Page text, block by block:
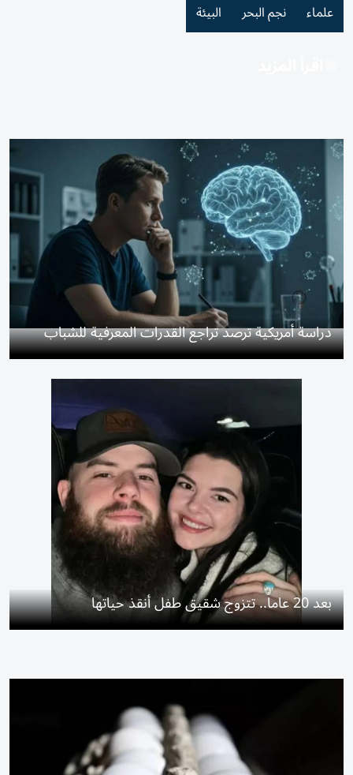
علماء نجم البحر البيئة
دراسة أمريكية ترصد تراجع القدرات المعرفية للشباب
بعد 20 عاماً.. تتزوج شقيق طفل أنقذ حياتها